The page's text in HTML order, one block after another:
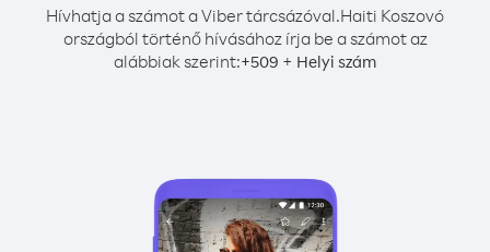
Hívhatja a számot a Viber tárcsázóval.Haiti Koszovó
országból történő hívásához írja be a számot az
alábbiak szerint:+509 + Helyi szám